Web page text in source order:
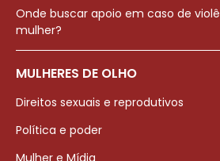
Onde buscar apoio em caso de
mulher?
MULHERES DE OLHO
Direitos sexuais e reprodutivos
Política e poder